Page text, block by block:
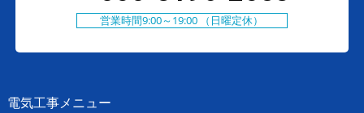
営業時間9:00～19:00 （日曜定休）
電気工事メニュー